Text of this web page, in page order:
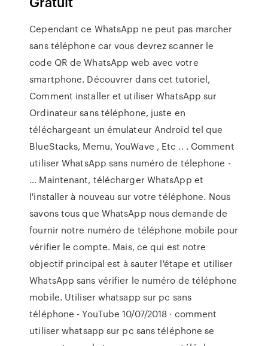
Cependant ce WhatsApp ne peut pas marcher
sans téléphone car vous devrez scanner le
code QR de WhatsApp web avec votre
smartphone. Découvrer dans cet tutoriel,
Comment installer et utiliser WhatsApp sur
Ordinateur sans téléphone, juste en
téléchargeant un émulateur Android tel que
BlueStacks, Memu, YouWave , Etc .. . Comment
utiliser WhatsApp sans numéro de télephone -
… Maintenant, télécharger WhatsApp et
l'installer à nouveau sur votre téléphone. Nous
savons tous que WhatsApp nous demande de
fournir notre numéro de téléphone mobile pour
vérifier le compte. Mais, ce qui est notre
objectif principal est à sauter l'étape et utiliser
WhatsApp sans vérifier le numéro de téléphone
mobile. Utiliser whatsapp sur pc sans
téléphone - YouTube 10/07/2018 · comment
utiliser whatsapp sur pc sans téléphone se